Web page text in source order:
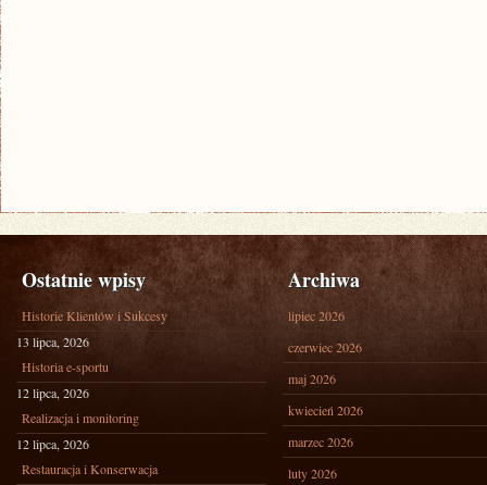
Ostatnie wpisy
Historie Klientów i Sukcesy
13 lipca, 2026
Historia e-sportu
12 lipca, 2026
Realizacja i monitoring
12 lipca, 2026
Restauracja i Konserwacja
Archiwa
lipiec 2026
czerwiec 2026
maj 2026
kwiecień 2026
marzec 2026
luty 2026